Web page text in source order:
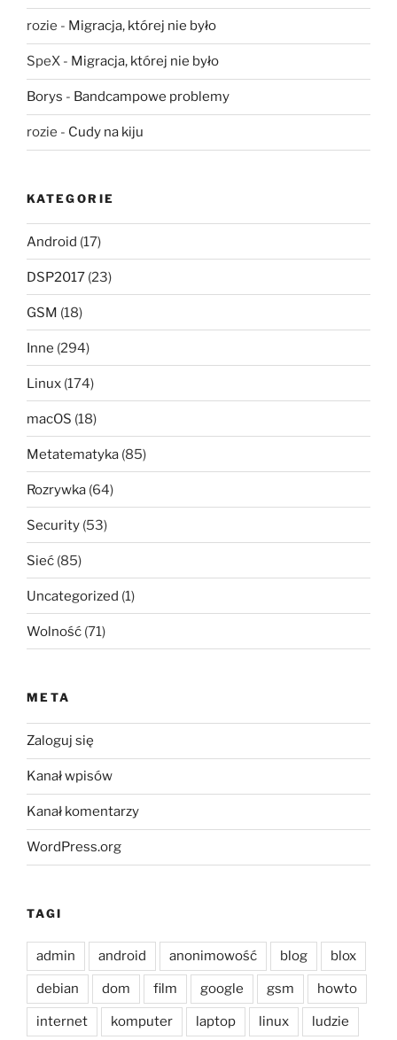
rozie - Migracja, której nie było
SpeX - Migracja, której nie było
Borys - Bandcampowe problemy
rozie - Cudy na kiju
KATEGORIE
Android (17)
DSP2017 (23)
GSM (18)
Inne (294)
Linux (174)
macOS (18)
Metatematyka (85)
Rozrywka (64)
Security (53)
Sieć (85)
Uncategorized (1)
Wolność (71)
META
Zaloguj się
Kanał wpisów
Kanał komentarzy
WordPress.org
TAGI
admin android anonimowość blog blox
debian dom film google gsm howto
internet komputer laptop linux ludzie